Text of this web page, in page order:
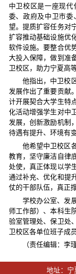
中卫校区是一座现
委、政府及中卫市委
望。提质扩容任务对
扩容推动基础设施优
软件设施。要整合优
大投入保障，做到准
卫校区，助力宁夏高
他指出，中卫校
发展作出了重要贡献
计开展契合大学生特
化活动增强学生对中
发展，创新激励机制
待遇有提升、环境有
他希望中卫校区
教育，坚守廉洁自律
处使，真正体现以学
通过补充、优化和提
仗的干部队伍，真正
学校办公室、发
师工作部）、本科生
验室管理处、保卫处
卫校区各单位班子成
（责任编辑：李瑾
地址：宁